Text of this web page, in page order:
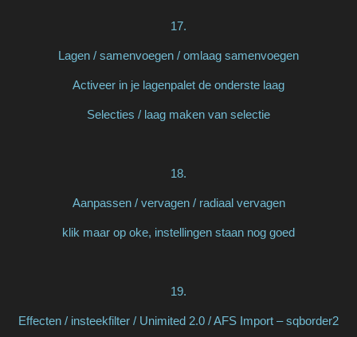
17.
Lagen / samenvoegen / omlaag samenvoegen
Activeer in je lagenpalet de onderste laag
Selecties / laag maken van selectie
18.
Aanpassen / vervagen / radiaal vervagen
klik maar op oke, instellingen staan nog goed
19.
Effecten / insteekfilter / Unimited 2.0 / AFS Import – sqborder2